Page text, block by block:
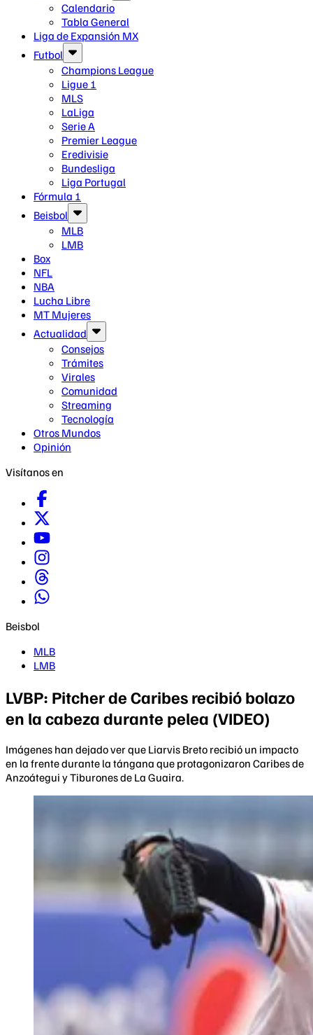
Calendario
Tabla General
Liga de Expansión MX
Futbol
Champions League
Ligue 1
MLS
LaLiga
Serie A
Premier League
Eredivisie
Bundesliga
Liga Portugal
Fórmula 1
Beisbol
MLB
LMB
Box
NFL
NBA
Lucha Libre
MT Mujeres
Actualidad
Consejos
Trámites
Virales
Comunidad
Streaming
Tecnología
Otros Mundos
Opinión
Visítanos en
Beisbol
MLB
LMB
LVBP: Pitcher de Caribes recibió bolazo
en la cabeza durante pelea (VIDEO)
Imágenes han dejado ver que Liarvis Breto recibió un impacto
en la frente durante la tángana que protagonizaron Caribes de
Anzoátegui y Tiburones de La Guaira.